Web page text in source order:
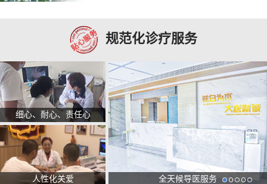
规范化诊疗服务
细心、耐心、责任心
人性化关爱 全天候导医服务